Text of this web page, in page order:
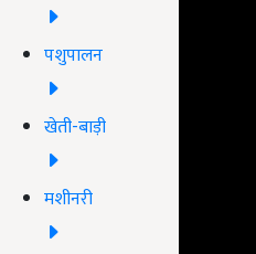
पशुपालन
खेती-बाड़ी
मशीनरी